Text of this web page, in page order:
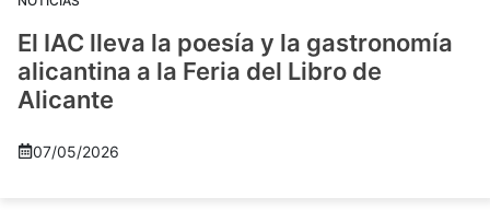
El IAC lleva la poesía y la gastronomía
alicantina a la Feria del Libro de
Alicante
07/05/2026